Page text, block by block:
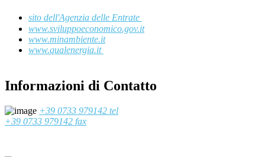
sito dell'Agenzia delle Entrate
www.sviluppoeconomico.gov.it
www.minambiente.it
www.qualenergia.it
Informazioni di Contatto
+39 0733 979142 tel
+39 0733 979142 fax